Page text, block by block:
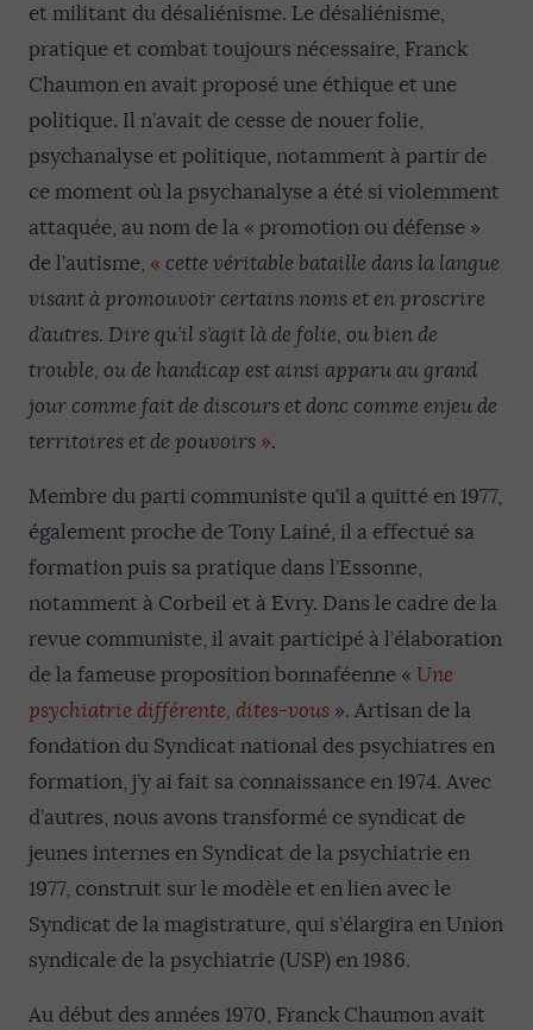
et militant du désaliénisme. Le désaliénisme,
pratique et combat toujours nécessaire, Franck
Chaumon en avait proposé une éthique et une
politique. Il n’avait de cesse de nouer folie,
psychanalyse et politique, notamment à partir de
ce moment où la psychanalyse a été si violemment
attaquée, au nom de la « promotion ou défense »
de l’autisme, « cette véritable bataille dans la langue
visant à promouvoir certains noms et en proscrire
d’autres. Dire qu’il s’agit là de folie, ou bien de
trouble, ou de handicap est ainsi apparu au grand
jour comme fait de discours et donc comme enjeu de
territoires et de pouvoirs ».
Membre du parti communiste qu’il a quitté en 1977,
également proche de Tony Lainé, il a effectué sa
formation puis sa pratique dans l’Essonne,
notamment à Corbeil et à Evry. Dans le cadre de la
revue communiste, il avait participé à l’élaboration
de la fameuse proposition bonnaféenne « Une
psychiatrie différente, dites-vous ». Artisan de la
fondation du Syndicat national des psychiatres en
formation, j’y ai fait sa connaissance en 1974. Avec
d’autres, nous avons transformé ce syndicat de
jeunes internes en Syndicat de la psychiatrie en
1977, construit sur le modèle et en lien avec le
Syndicat de la magistrature, qui s’élargira en Union
syndicale de la psychiatrie (USP) en 1986.
Au début des années 1970, Franck Chaumon avait